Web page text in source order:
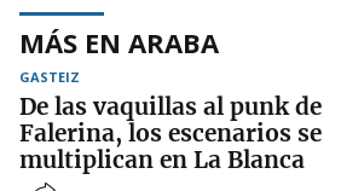
MÁS EN ARABA
GASTEIZ
De las vaquillas al punk de
Falerina, los escenarios se
multiplican en La Blanca